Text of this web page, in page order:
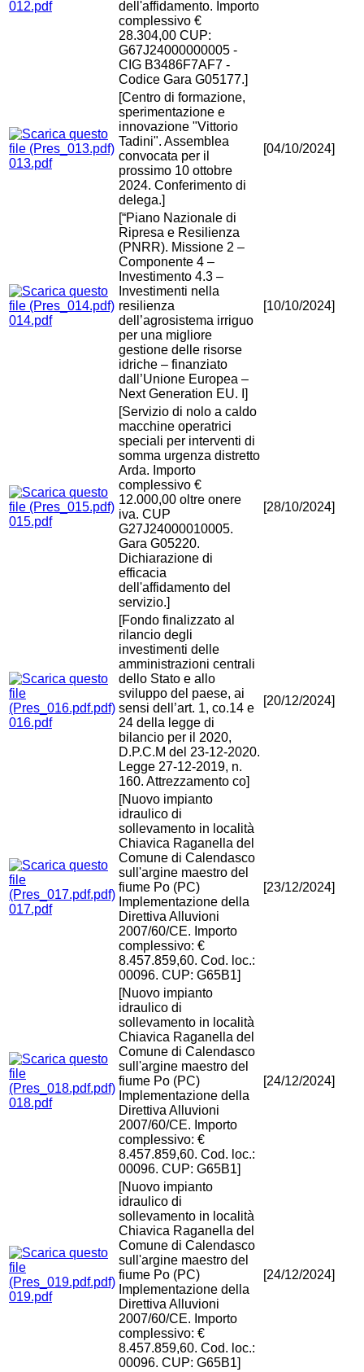
012.pdf
dell'affidamento. Importo
complessivo €
28.304,00 CUP:
G67J24000000005 -
CIG B3486F7AF7 -
Codice Gara G05177.]
013.pdf
[Centro di formazione,
sperimentazione e
innovazione "Vittorio
Tadini". Assemblea
convocata per il
prossimo 10 ottobre
2024. Conferimento di
delega.]
[04/10/2024]
014.pdf
[“Piano Nazionale di
Ripresa e Resilienza
(PNRR). Missione 2 –
Componente 4 –
Investimento 4.3 –
Investimenti nella
resilienza
dell’agrosistema irriguo
per una migliore
gestione delle risorse
idriche – finanziato
dall’Unione Europea –
Next Generation EU. I]
[10/10/2024]
015.pdf
[Servizio di nolo a caldo
macchine operatrici
speciali per interventi di
somma urgenza distretto
Arda. Importo
complessivo €
12.000,00 oltre onere
iva. CUP
G27J24000010005.
Gara G05220.
Dichiarazione di
efficacia
dell'affidamento del
servizio.]
[28/10/2024]
016.pdf
[Fondo finalizzato al
rilancio degli
investimenti delle
amministrazioni centrali
dello Stato e allo
sviluppo del paese, ai
sensi dell’art. 1, co.14 e
24 della legge di
bilancio per il 2020,
D.P.C.M del 23-12-2020.
Legge 27-12-2019, n.
160. Attrezzamento co]
[20/12/2024]
017.pdf
[Nuovo impianto
idraulico di
sollevamento in località
Chiavica Raganella del
Comune di Calendasco
sull'argine maestro del
fiume Po (PC)
Implementazione della
Direttiva Alluvioni
2007/60/CE. Importo
complessivo: €
8.457.859,60. Cod. loc.:
00096. CUP: G65B1]
[23/12/2024]
018.pdf
[Nuovo impianto
idraulico di
sollevamento in località
Chiavica Raganella del
Comune di Calendasco
sull'argine maestro del
fiume Po (PC)
Implementazione della
Direttiva Alluvioni
2007/60/CE. Importo
complessivo: €
8.457.859,60. Cod. loc.:
00096. CUP: G65B1]
[24/12/2024]
019.pdf
[Nuovo impianto
idraulico di
sollevamento in località
Chiavica Raganella del
Comune di Calendasco
sull'argine maestro del
fiume Po (PC)
Implementazione della
Direttiva Alluvioni
2007/60/CE. Importo
complessivo: €
8.457.859,60. Cod. loc.:
00096. CUP: G65B1]
[24/12/2024]